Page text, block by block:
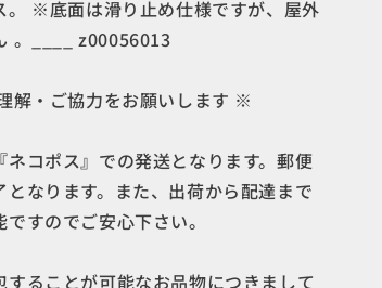
。 ※底面は滑り止め仕様ですが、屋外
。____ z00056013
解・ご協力をお願いします ※
コポス』での発送となります。郵便
なります。また、出荷から配達まで
すのでご安心下さい。
ることが可能なお品物につきまして